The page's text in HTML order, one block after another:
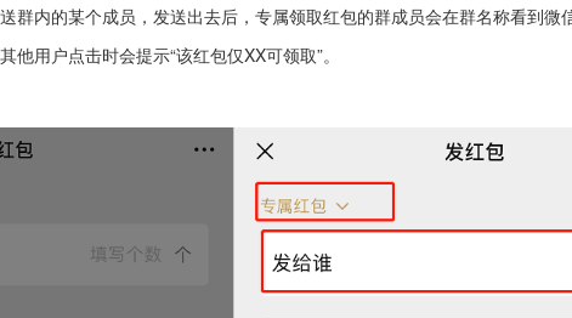
群内的某个成员，发送出去后，专属领取红包的群成员会在群名称看到微
用户点击时会提示“该红包仅XX可领取”。